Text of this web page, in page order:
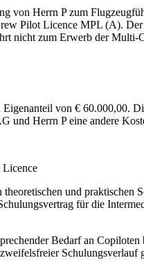
von Herrn P zum
Pilot Licence MPL (A).
nicht zum Erwerb der
von € 60.000,00.
und Herrn P eine andere
und praktischen
für die
Bedarf an